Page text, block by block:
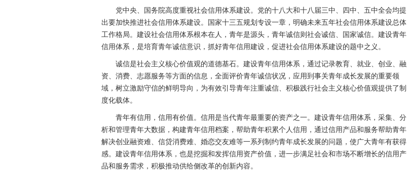
党中央、国务院高度重视社会信用体系建设。党的十八大和十八届三中、四中、五中全会均提
出要加快推进社会信用体系建设。国家十三五规划专设一章，明确未来五年社会信用体系建设总体
工作格局。建设社会信用体系根本在人，青年是源头，青年诚信则社会诚信、国家诚信。建设青年
信用体系，是培育青年诚信意识，抓好青年信用建设，促进社会信用体系建设的题中之义。
诚信是社会主义核心价值观的道德基石。建设青年信用体系，通过记录教育、就业、创业、融
资、消费、志愿服务等方面的信息，全面评价青年诚信状况，应用到事关青年成长发展的重要领
域，树立激励守信的鲜明导向，为有效引导青年注重诚信、积极践行社会主义核心价值观提供了制
度化载体。
青年有信用，信用有价值。信用是当代青年最重要的资产之一。建设青年信用体系，采集、分
析和管理青年大数据，构建青年信用档案，帮助青年积累个人信用，通过信用产品和服务帮助青年
解决创业融资难、信贷消费难、婚恋交友难等一系列制约青年成长发展的问题，使广大青年有获得
感。建设青年信用体系，也是挖掘和发挥信用资产价值，进一步满足社会和市场不断增长的信用产
品和服务需求，积极推动供给侧改革的创新内容。